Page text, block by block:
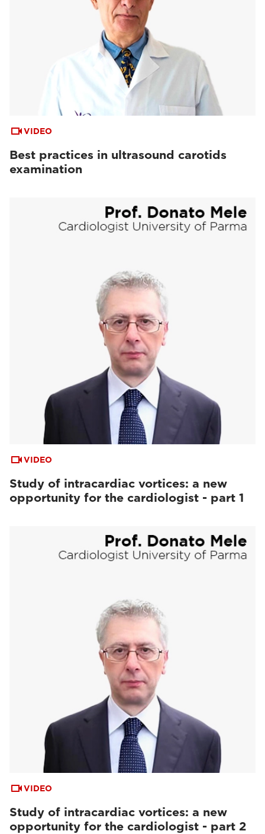
VIDEO
Best practices in ultrasound carotids
examination
VIDEO
Study of intracardiac vortices: a new
opportunity for the cardiologist - part 1
VIDEO
Study of intracardiac vortices: a new
opportunity for the cardiologist - part 2